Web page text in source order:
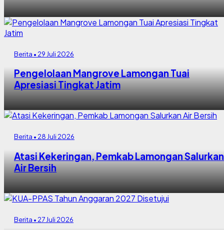
Berita • 29 Juli 2026
Pengelolaan Mangrove Lamongan Tuai
Apresiasi Tingkat Jatim
Berita • 28 Juli 2026
Atasi Kekeringan, Pemkab Lamongan Salurkan
Air Bersih
Berita • 27 Juli 2026